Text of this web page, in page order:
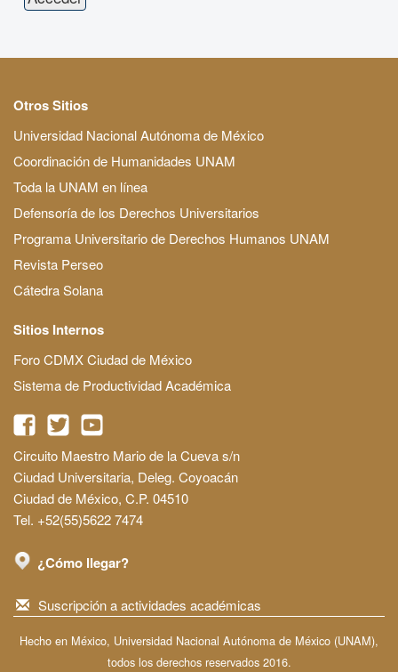
Otros Sitios
Universidad Nacional Autónoma de México
Coordinación de Humanidades UNAM
Toda la UNAM en línea
Defensoría de los Derechos Universitarios
Programa Universitario de Derechos Humanos UNAM
Revista Perseo
Cátedra Solana
Sitios Internos
Foro CDMX Ciudad de México
Sistema de Productividad Académica
Circuito Maestro Mario de la Cueva s/n
Ciudad Universitaria, Deleg. Coyoacán
Ciudad de México, C.P. 04510
Tel. +52(55)5622 7474
¿Cómo llegar?
Suscripción a actividades académicas
Hecho en México, Universidad Nacional Autónoma de México (UNAM),
todos los derechos reservados 2016.